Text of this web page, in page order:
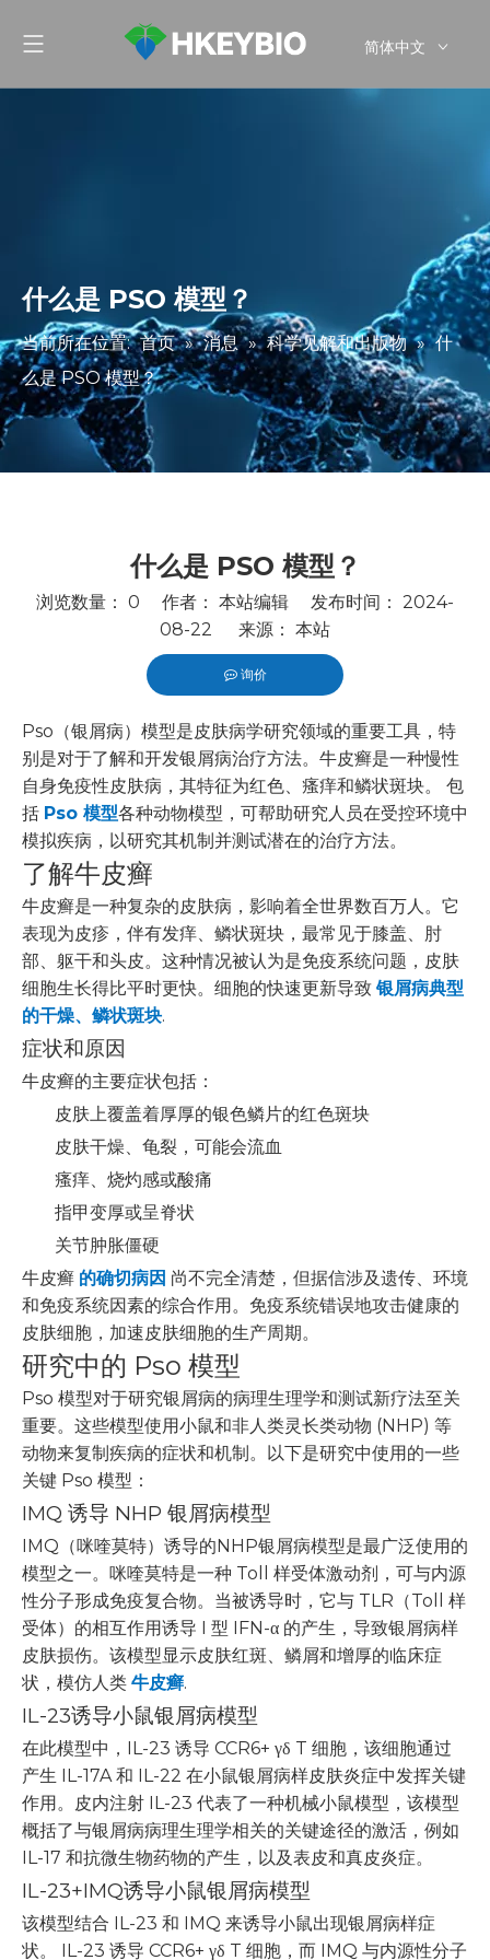
简体中文
什么是 PSO 模型？
当前所在位置: 首页 » 消息 » 科学见解和出版物 » 什
么是 PSO 模型？
什么是 PSO 模型？
浏览数量： 0 作者： 本站编辑 发布时间： 2024-
08-22 来源： 本站
询价
Pso（银屑病）模型是皮肤病学研究领域的重要工具，特
别是对于了解和开发银屑病治疗方法。牛皮癣是一种慢性
自身免疫性皮肤病，其特征为红色、瘙痒和鳞状斑块。 包
括 Pso 模型各种动物模型，可帮助研究人员在受控环境中
模拟疾病，以研究其机制并测试潜在的治疗方法。
了解牛皮癣
牛皮癣是一种复杂的皮肤病，影响着全世界数百万人。它
表现为皮疹，伴有发痒、鳞状斑块，最常见于膝盖、肘
部、躯干和头皮。这种情况被认为是免疫系统问题，皮肤
细胞生长得比平时更快。细胞的快速更新导致银屑病典型
的干燥、鳞状斑块.
症状和原因
牛皮癣的主要症状包括：
皮肤上覆盖着厚厚的银色鳞片的红色斑块
皮肤干燥、龟裂，可能会流血
瘙痒、烧灼感或酸痛
指甲变厚或呈脊状
关节肿胀僵硬
牛皮癣 的确切病因 尚不完全清楚，但据信涉及遗传、环境
和免疫系统因素的综合作用。免疫系统错误地攻击健康的
皮肤细胞，加速皮肤细胞的生产周期。
研究中的 Pso 模型
Pso 模型对于研究银屑病的病理生理学和测试新疗法至关
重要。这些模型使用小鼠和非人类灵长类动物 (NHP) 等
动物来复制疾病的症状和机制。以下是研究中使用的一些
关键 Pso 模型：
IMQ 诱导 NHP 银屑病模型
IMQ（咪喹莫特）诱导的NHP银屑病模型是最广泛使用的
模型之一。咪喹莫特是一种 Toll 样受体激动剂，可与内源
性分子形成免疫复合物。当被诱导时，它与 TLR（Toll 样
受体）的相互作用诱导 I 型 IFN-α 的产生，导致银屑病样
皮肤损伤。该模型显示皮肤红斑、鳞屑和增厚的临床症
状，模仿人类 牛皮癣.
IL-23诱导小鼠银屑病模型
在此模型中，IL-23 诱导 CCR6+ γδ T 细胞，该细胞通过
产生 IL-17A 和 IL-22 在小鼠银屑病样皮肤炎症中发挥关键
作用。皮内注射 IL-23 代表了一种机械小鼠模型，该模型
概括了与银屑病病理生理学相关的关键途径的激活，例如
IL-17 和抗微生物药物的产生，以及表皮和真皮炎症。
IL-23+IMQ诱导小鼠银屑病模型
该模型结合 IL-23 和 IMQ 来诱导小鼠出现银屑病样症
状。 IL-23 诱导 CCR6+ γδ T 细胞，而 IMQ 与内源性分子